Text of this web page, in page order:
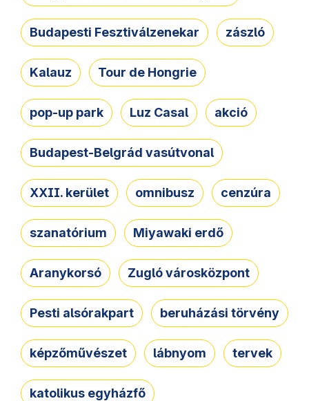
Budapesti Fesztiválzenekar zászló
Kalauz Tour de Hongrie
pop-up park Luz Casal akció
Budapest-Belgrád vasútvonal
XXII. kerület omnibusz cenzúra
szanatórium Miyawaki erdő
Aranykorsó Zugló városközpont
Pesti alsórakpart beruházási törvény
képzőművészet lábnyom tervek
katolikus egyházfő